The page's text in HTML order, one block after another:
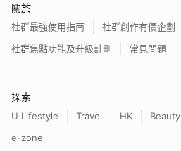
關於
社群最強使用指南
社群創作有價企劃
社群焦點功能及升級計劃
常見問題
探索
U Lifestyle Travel HK Beauty
e-zone